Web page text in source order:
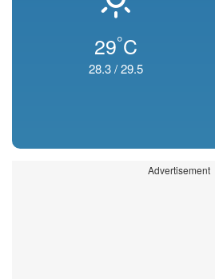
29°C
28.3/29.5
Advertisement